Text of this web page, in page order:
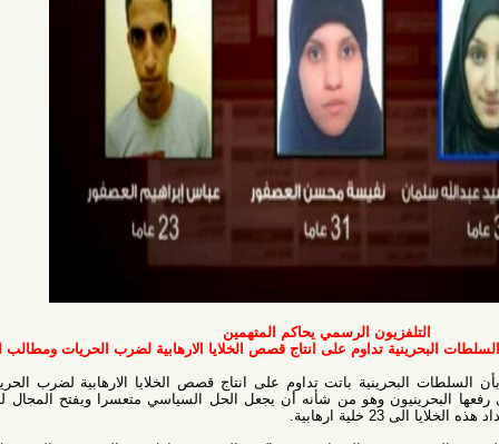
الرسمي يحاكم المتهمين
تداوم على انتاج قصص الخلايا الارهابية لضرب الحريات ومطالب الاصلاح
باتت تداوم على انتاج قصص الخلايا الارهابية لضرب الحريات وحقوق
وهو من شأنه أن يجعل الحل السياسي متعسرا ويفتح المجال لبروز أزمات